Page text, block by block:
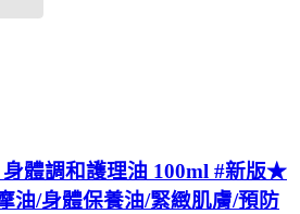
體調和護理油 100ml #新版★
油/身體保養油/緊緻肌膚/預防